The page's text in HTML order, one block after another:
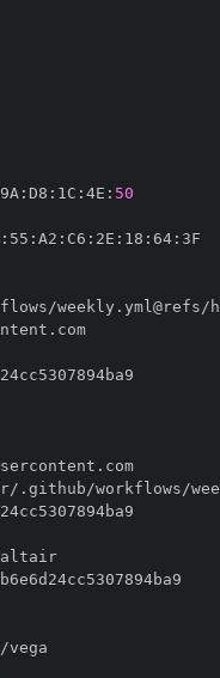
9A : D8 : 1C : 4E : 50
: 55 : A2 : C6 : 2E : 18 : 64:
//token.actions.githubusercontent.com
//token.actions.githubusercontent.com
//github.com/vega/altair